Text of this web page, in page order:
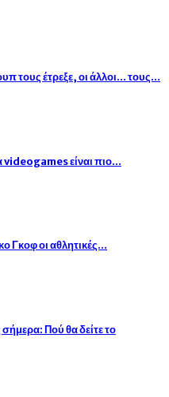
τους έτρεξε, οι άλλοι… τους…
videogames είναι πιο…
Γκοφ οι αθλητικές…
Πού θα δείτε το